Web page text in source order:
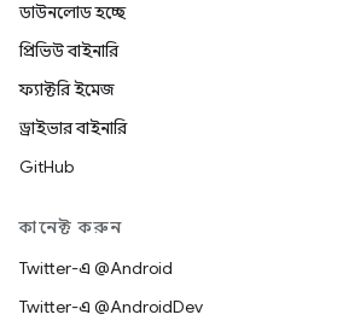
ডাউনলোড হচ্ছে
প্রিভিউ বাইনারি
ফ্যাক্টরি ইমেজ
ড্রাইভার বাইনারি
GitHub
কানেক্ট করুন
Twitter-এ @Android
Twitter-এ @AndroidDev